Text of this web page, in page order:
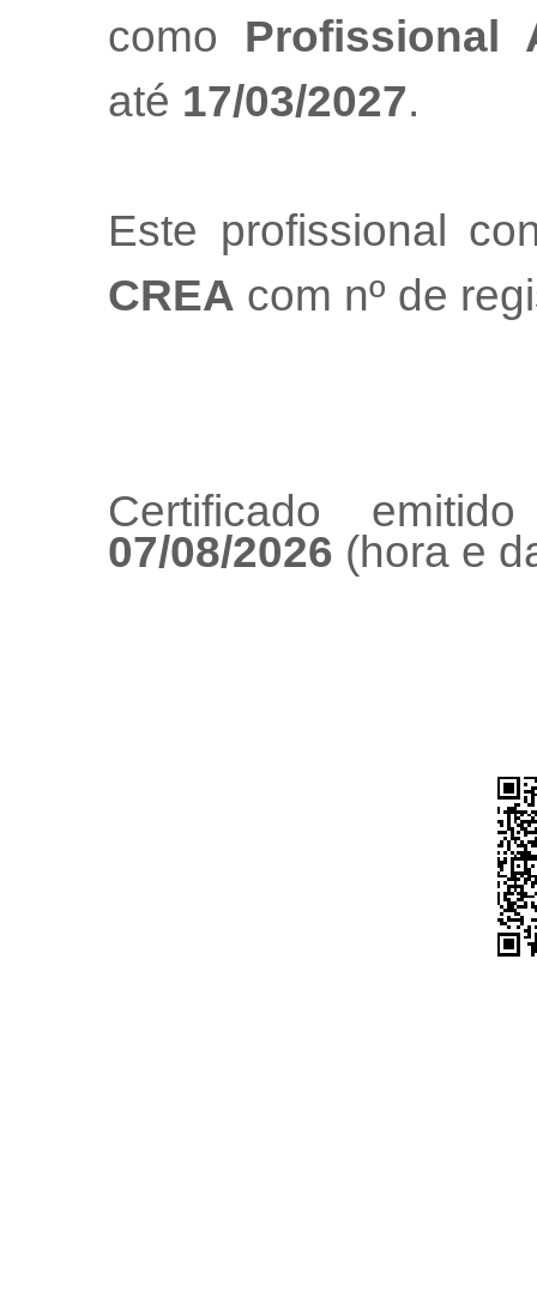
como Profissional
até 17/03/2027.
Este profissional
CREA com nº de
Certificado
07/08/2026 (hora e